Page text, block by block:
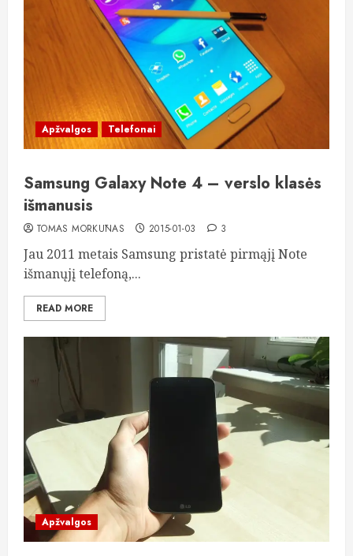
Apžvalgos Telefonai
Samsung Galaxy Note 4 – verslo klasės
išmanusis
TOMAS MORKŪNAS 2015-01-03 3
Jau 2011 metais Samsung pristatė pirmąjį Note
išmanųjį telefoną,...
READ MORE
Apžvalgos